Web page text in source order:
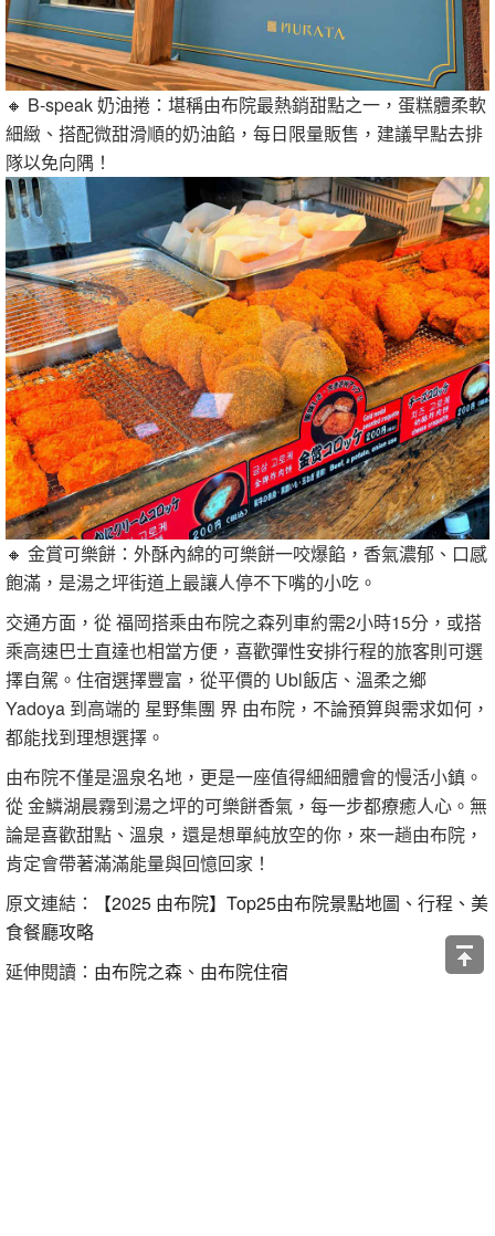
🔸 B-speak 奶油捲：堪稱由布院最熱銷甜點之一，蛋糕體柔軟
細緻、搭配微甜滑順的奶油餡，每日限量販售，建議早點去排
隊以免向隅！
🔸 金賞可樂餅：外酥內綿的可樂餅一咬爆餡，香氣濃郁、口感
飽滿，是湯之坪街道上最讓人停不下嘴的小吃。
交通方面，從 福岡搭乘由布院之森列車約需2小時15分，或搭
乘高速巴士直達也相當方便，喜歡彈性安排行程的旅客則可選
擇自駕。住宿選擇豐富，從平價的 Ubl飯店、溫柔之鄉
Yadoya 到高端的 星野集團 界 由布院，不論預算與需求如何，
都能找到理想選擇。
由布院不僅是溫泉名地，更是一座值得細細體會的慢活小鎮。
從 金鱗湖晨霧到湯之坪的可樂餅香氣，每一步都療癒人心。無
論是喜歡甜點、溫泉，還是想單純放空的你，來一趟由布院，
肯定會帶著滿滿能量與回憶回家！
原文連結：
【2025 由布院】Top25由布院景點地圖、行程、美
食餐廳攻略
延伸閱讀： 由布院之森 、 由布院住宿